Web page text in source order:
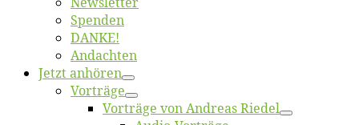
Spen­den
DANKE!
An­dach­ten
Jetzt an­hö­ren
Vor­trä­ge
Vor­trä­ge von An­dre­as Riedel